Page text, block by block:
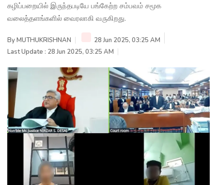
கழிப்பறையில் இருந்தபடியே பங்கேற்ற சம்பவம் சமூக
வலைத்தளங்களில் வைரலாகி வருகிறது.
ByMUTHUKRISHNAN
28 Jun 2025, 03:25 AM
Last Update : 28 Jun 2025, 03:25 AM